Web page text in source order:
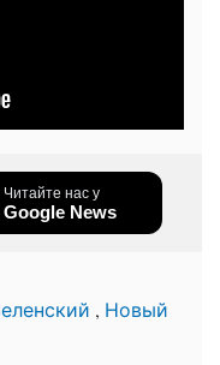
Читайте нас у
Google News
, Новый